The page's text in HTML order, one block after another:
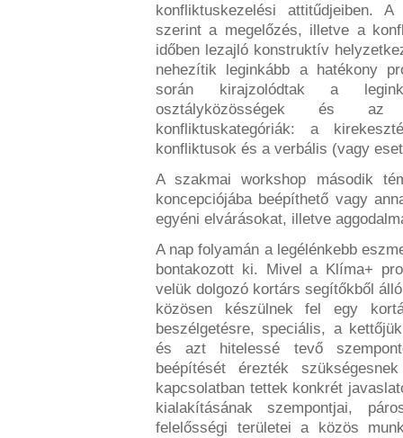
konfliktuskezelési attitűdjeiben.
szerint a megelőzés, illetve a
időben lezajló konstruktív
nehezítik leginkább a hatékony
során kirajzolódtak a
osztályközösségek és az
konfliktuskategóriák: a
konfliktusok és a verbális (vagy
A szakmai workshop második
koncepciójába beépíthető vagy
egyéni elvárásokat, illetve
A nap folyamán a legélénkebb
bontakozott ki. Mivel a Klíma+
velük dolgozó kortárs segítőkből
közösen készülnek fel egy
beszélgetésre, speciális, a
és azt hitelessé tevő
beépítését érezték
kapcsolatban tettek konkrét
kialakításának szempontjai,
felelősségi területei a közös